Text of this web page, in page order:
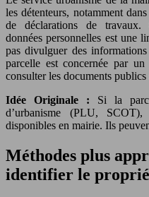
les détenteurs, notamment
de déclarations de travaux.
données personnelles est une
pas divulguer des
parcelle est concernée par
consulter les documents
Idée Originale : Si la
d’urbanisme (PLU,
disponibles en mairie. Ils
Méthodes plus
identifier le